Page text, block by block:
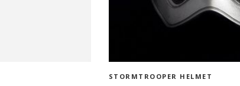
STORMTROOPER HELMET